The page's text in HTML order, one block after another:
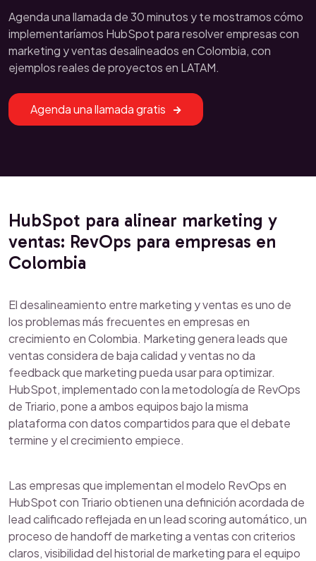
Agenda una llamada de 30 minutos y te mostramos cómo
implementaríamos HubSpot para resolver empresas con
marketing y ventas desalineados en Colombia, con
ejemplos reales de proyectos en LATAM.
Agenda una llamada gratis
HubSpot para alinear marketing y
ventas: RevOps para empresas en
Colombia
El desalineamiento entre marketing y ventas es uno de
los problemas más frecuentes en empresas en
crecimiento en Colombia. Marketing genera leads que
ventas considera de baja calidad y ventas no da
feedback que marketing pueda usar para optimizar.
HubSpot, implementado con la metodología de RevOps
de Triario, pone a ambos equipos bajo la misma
plataforma con datos compartidos para que el debate
termine y el crecimiento empiece.
Las empresas que implementan el modelo RevOps en
HubSpot con Triario obtienen una definición acordada de
lead calificado reflejada en un lead scoring automático, un
proceso de handoff de marketing a ventas con criterios
claros, visibilidad del historial de marketing para el equipo